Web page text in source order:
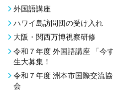
ン外国語講座
ハワイ島訪問団の受け入れ
大阪・関西万博視察研修
令和７年度 外国語講座 「今
生大募集！
令和７年度 洲本市国際交流
会